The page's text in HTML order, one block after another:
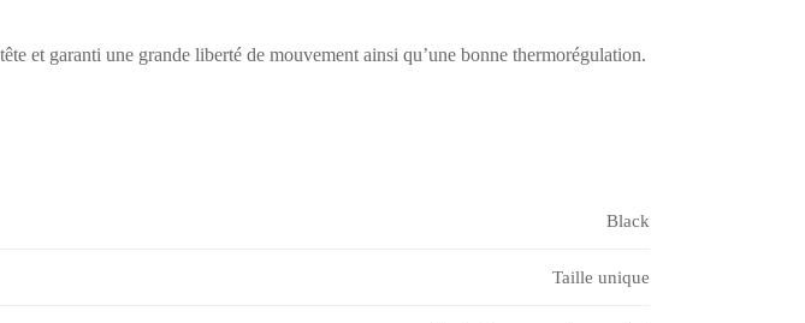
et garanti une grande liberté de mouvement ainsi qu’une bonne thermorégulation.
Black
Taille unique